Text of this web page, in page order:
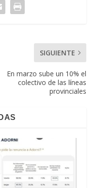
SIGUIENTE
En marzo sube un 10% el
colectivo de las líneas
provinciales